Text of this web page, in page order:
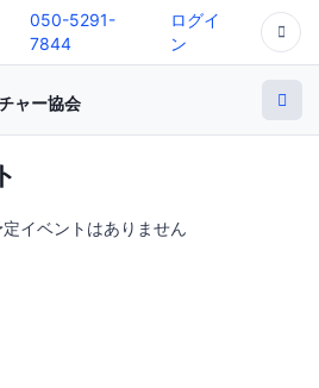
050-5291-
7844
ログイ
ン
ャー協会
イベントはありません